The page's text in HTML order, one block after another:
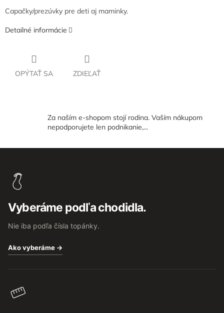
Capačky/prezúvky pre deti aj maminky.
Detailné informácie
OPÝTAŤ SA ZDIEĽAŤ
Za naším e-shopom stojí rodina. Vaším nákupom
nepodporujete len podnikanie,...
Vyberáme podľa chodidla.
Nie iba podľa čísla topánky.
Ako vyberáme →